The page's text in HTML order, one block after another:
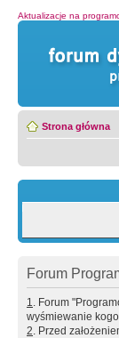
Aktualizacje na
Strona główna
Forum
1. Forum
wyśmiewanie
2. Przed